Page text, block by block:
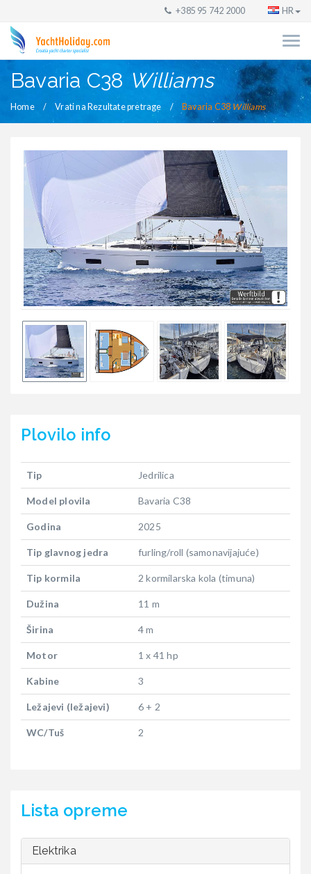
+385 95 742 2000 HR
Bavaria C38 Williams
Home Vrati na Rezultate pretrage Bavaria C38 Williams
Plovilo info
Tip Jedrilica
Model plovila Bavaria C38
Godina 2025
Tip glavnog jedra furling/roll (samonavijajuće)
Tip kormila 2 kormilarska kola (timuna)
Dužina 11 m
Širina 4 m
Motor 1 x 41 hp
Kabine 3
Ležajevi (ležajevi) 6 + 2
WC/Tuš 2
Lista opreme
Elektrika